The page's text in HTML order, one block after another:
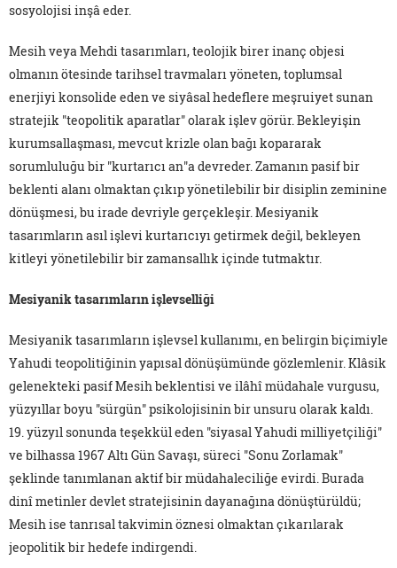
sosyolojisi inşâ eder.
Mesih veya Mehdi tasarımları, teolojik birer inanç objesi
olmanın ötesinde tarihsel travmaları yöneten, toplumsal
enerjiyi konsolide eden ve siyâsal hedeflere meşruiyet sunan
stratejik "teopolitik aparatlar" olarak işlev görür. Bekleyişin
kurumsallaşması, mevcut krizle olan bağı kopararak
sorumluluğu bir "kurtarıcı an"a devreder. Zamanın pasif bir
beklenti alanı olmaktan çıkıp yönetilebilir bir disiplin zeminine
dönüşmesi, bu irade devriyle gerçekleşir. Mesiyanik
tasarımların asıl işlevi kurtarıcıyı getirmek değil, bekleyen
kitleyi yönetilebilir bir zamansallık içinde tutmaktır.
Mesiyanik tasarımların işlevselliği
Mesiyanik tasarımların işlevsel kullanımı, en belirgin biçimiyle
Yahudi teopolitiğinin yapısal dönüşümünde gözlemlenir. Klâsik
gelenekteki pasif Mesih beklentisi ve ilâhî müdahale vurgusu,
yüzyıllar boyu "sürgün" psikolojisinin bir unsuru olarak kaldı.
19. yüzyıl sonunda teşekkül eden "siyasal Yahudi milliyetçiliği"
ve bilhassa 1967 Altı Gün Savaşı, süreci "Sonu Zorlamak"
şeklinde tanımlanan aktif bir müdahaleciliğe evirdi. Burada
dinî metinler devlet stratejisinin dayanağına dönüştürüldü;
Mesih ise tanrısal takvimin öznesi olmaktan çıkarılarak
jeopolitik bir hedefe indirgendi.